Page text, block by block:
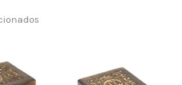
– 12 Compartimentos”